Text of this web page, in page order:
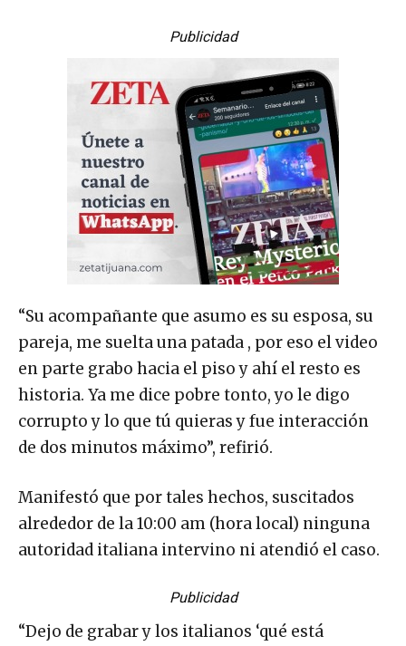
Publicidad
“Su acompañante que asumo es su esposa, su
pareja, me suelta una patada , por eso el video
en parte grabo hacia el piso y ahí el resto es
historia. Ya me dice pobre tonto, yo le digo
corrupto y lo que tú quieras y fue interacción
de dos minutos máximo”, refirió.
Manifestó que por tales hechos, suscitados
alrededor de la 10:00 am (hora local) ninguna
autoridad italiana intervino ni atendió el caso.
Publicidad
“Dejo de grabar y los italianos ‘qué está